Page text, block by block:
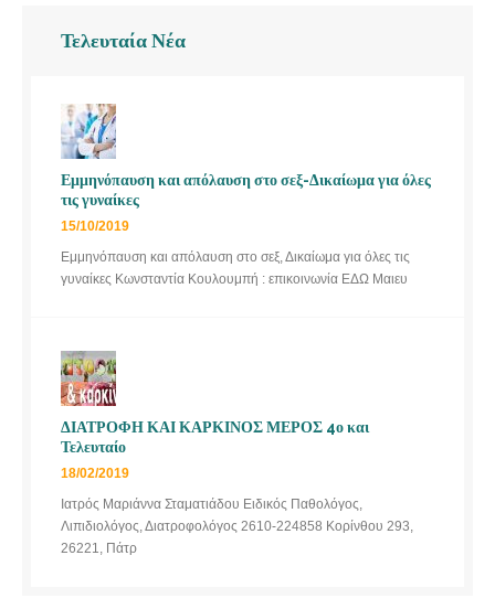
Τελευταία Νέα
Εμμηνόπαυση και απόλαυση στο σεξ-Δικαίωμα για όλες
τις γυναίκες
15/10/2019
Εμμηνόπαυση και απόλαυση στο σεξ, Δικαίωμα για όλες τις
γυναίκες Κωνσταντία Κουλουμπή : επικοινωνία ΕΔΩ Μαιευ
ΔΙΑΤΡΟΦΗ ΚΑΙ ΚΑΡΚΙΝΟΣ ΜΕΡΟΣ 4ο και
Τελευταίο
18/02/2019
Ιατρός Μαριάννα Σταματιάδου Ειδικός Παθολόγος,
Λιπιδιολόγος, Διατροφολόγος 2610-224858 Κορίνθου 293,
26221, Πάτρ